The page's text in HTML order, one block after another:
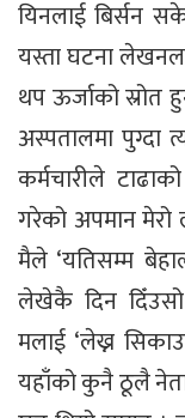
यिनलाई बिर्सन
यस्ता घटना
थप ऊर्जाको स्रोत
अस्पतालमा पुग्दा
कर्मचारीले
गरेको अपमान मेरो
मैले ‘यतिसम्म
लेखेकै दिन दिँउसो
मलाई ‘लेख्न
यहाँको कुनै ठूलै